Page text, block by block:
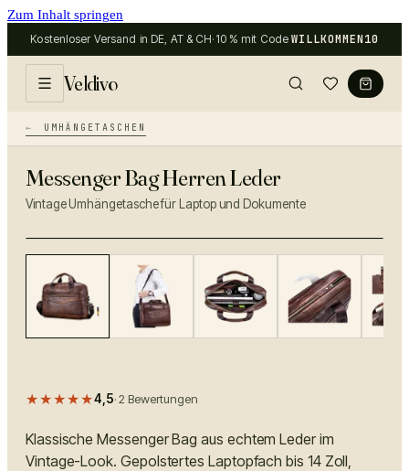
Zum Inhalt springen
Kostenloser Versand in DE, AT & CH· 10 % mit Code WILLKOMMEN10
Veldivo
UMHÄNGETASCHEN
Messenger Bag Herren Leder
Vintage Umhängetasche für Laptop und Dokumente
−21%
★★★★★4,5·2 Bewertungen
Klassische Messenger Bag aus echtem Leder im
Vintage-Look. Gepolstertes Laptopfach bis 14 Zoll,